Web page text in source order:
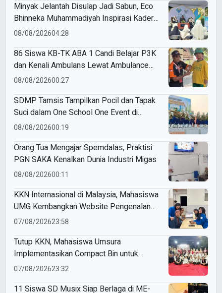
Minyak Jelantah Disulap Jadi Sabun, Eco
Bhinneka Muhammadiyah Inspirasi Kader
Nasyiatul Aisyiyah
08/08/202604:28
86 Siswa KB-TK ABA 1 Candi Belajar P3K
dan Kenali Ambulans Lewat Ambulance
Goes to Schools
08/08/202600:27
SDMP Tamsis Tampilkan Pocil dan Tapak
Suci dalam One School One Event di
Mojokerto
08/08/202600:19
Orang Tua Mengajar Spemdalas, Praktisi
PGN SAKA Kenalkan Dunia Industri Migas
08/08/202600:11
KKN Internasional di Malaysia, Mahasiswa
UMG Kembangkan Website Pengenalan
Budaya Indonesia
07/08/202623:58
Tutup KKN, Mahasiswa Umsura
Implementasikan Compact Bin untuk
Sampah Anorganik di Ketabang
07/08/202623:32
11 Siswa SD Musix Siap Berlaga di ME-